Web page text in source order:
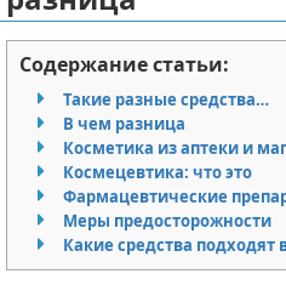
Покупки
Мода и стиль
Содержание статьи:
Такие разные средства…
В чем разница
Косметика из аптеки и
Космецевтика: что это
Фармацевтические
Меры предосторожности
Какие средства